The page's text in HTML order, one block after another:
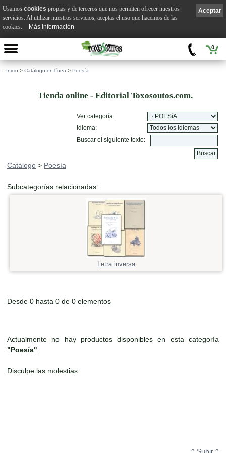
0
:: Inicio > Catálogo en línea > Poesía
Tienda online - Editorial Toxosoutos.com.
Ver categoría:
Idioma:
Buscar el siguiente texto:
Catálogo > Poesía
Subcategorías relacionadas:
Letra inversa
Desde 0 hasta 0 de 0 elementos
Actualmente no hay productos disponibles en esta categoría
"Poesía"
Disculpe las molestias
^ Subir ^
Aceptar
Usamos cookies propias y de terceros que nos permiten ofrecer nuestros
servicios. Al utilizar nuestros servicios, aceptas el uso que hacemos de las
cookies.
Más información